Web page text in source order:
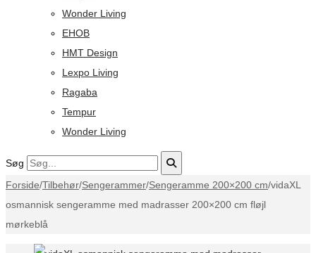
Wonder Living
EHOB
HMT Design
Lexpo Living
Ragaba
Tempur
Wonder Living
Søg
Forside/Tilbehør/Sengerammer/Sengeramme 200×200 cm/vidaXL
osmannisk sengeramme med madrasser 200×200 cm fløjl
mørkeblå